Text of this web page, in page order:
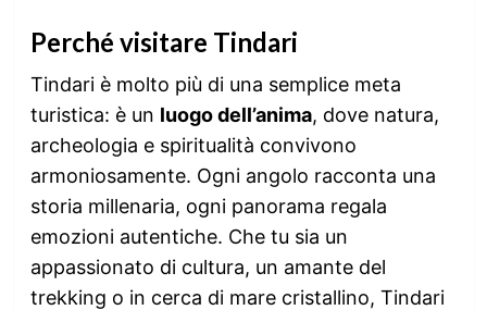
Perché visitare Tindari
Tindari è molto più di una semplice meta
turistica: è un luogo dell’anima, dove natura,
archeologia e spiritualità convivono
armoniosamente. Ogni angolo racconta una
storia millenaria, ogni panorama regala
emozioni autentiche. Che tu sia un
appassionato di cultura, un amante del
trekking o in cerca di mare cristallino, Tindari